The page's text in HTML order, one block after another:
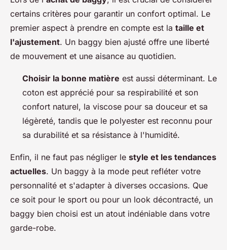
certains critères pour garantir un confort optimal. Le
premier aspect à prendre en compte est la taille et
l'ajustement. Un baggy bien ajusté offre une liberté
de mouvement et une aisance au quotidien.
Choisir la bonne matière est aussi déterminant. Le
coton est apprécié pour sa respirabilité et son
confort naturel, la viscose pour sa douceur et sa
légèreté, tandis que le polyester est reconnu pour
sa durabilité et sa résistance à l'humidité.
Enfin, il ne faut pas négliger le style et les tendances
actuelles. Un baggy à la mode peut refléter votre
personnalité et s'adapter à diverses occasions. Que
ce soit pour le sport ou pour un look décontracté, un
baggy bien choisi est un atout indéniable dans votre
garde-robe.